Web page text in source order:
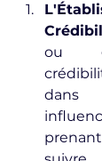
ou
dans